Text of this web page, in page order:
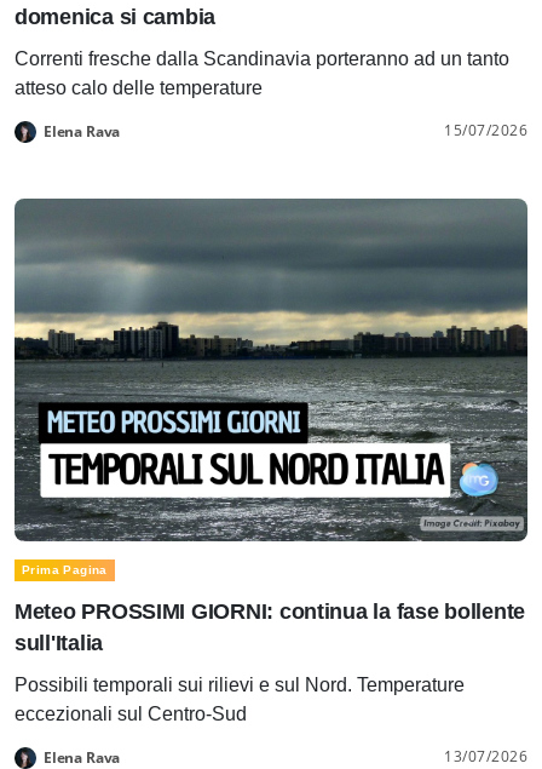
domenica si cambia
Correnti fresche dalla Scandinavia porteranno ad un tanto
atteso calo delle temperature
Elena Rava 15/07/2026
Prima Pagina
Meteo PROSSIMI GIORNI: continua la fase bollente
sull'Italia
Possibili temporali sui rilievi e sul Nord. Temperature
eccezionali sul Centro-Sud
Elena Rava 13/07/2026